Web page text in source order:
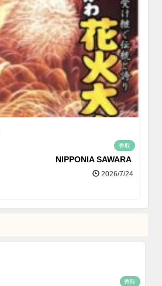
香取
NIPPONIA SAWARA
2026/7/24
香取